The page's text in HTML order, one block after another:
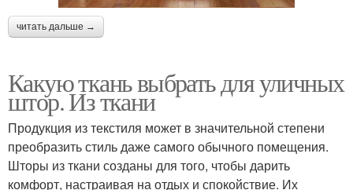
читать дальше →
Какую ткань выбрать для уличных
штор. Из ткани
Продукция из текстиля может в значительной степени
преобразить стиль даже самого обычного помещения.
Шторы из ткани созданы для того, чтобы дарить
комфорт, настраивая на отдых и спокойствие. Их